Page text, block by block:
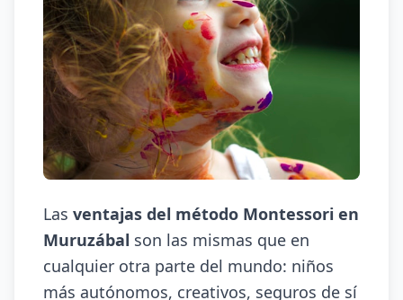
Las ventajas del método Montessori en
Muruzábal son las mismas que en
cualquier otra parte del mundo: niños
más autónomos, creativos, seguros de sí